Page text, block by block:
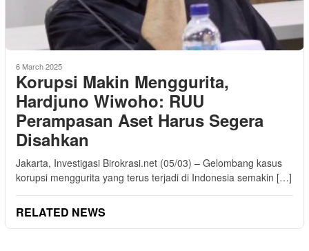
6 March 2025
Korupsi Makin Menggurita,
Hardjuno Wiwoho: RUU
Perampasan Aset Harus Segera
Disahkan
Jakarta, Investigasi Birokrasi.net (05/03) – Gelombang kasus
korupsi menggurita yang terus terjadi di Indonesia semakin […]
RELATED NEWS